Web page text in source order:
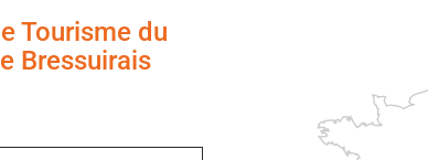
Tourisme du
Bressuirais